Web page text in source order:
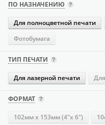
ПО НАЗНАЧЕНИЮ
Для полноцветной печати
Фотобумага
ТИП ПЕЧАТИ
Для лазерной печати
ФОРМАТ
102мм х 153мм (4"х 6")